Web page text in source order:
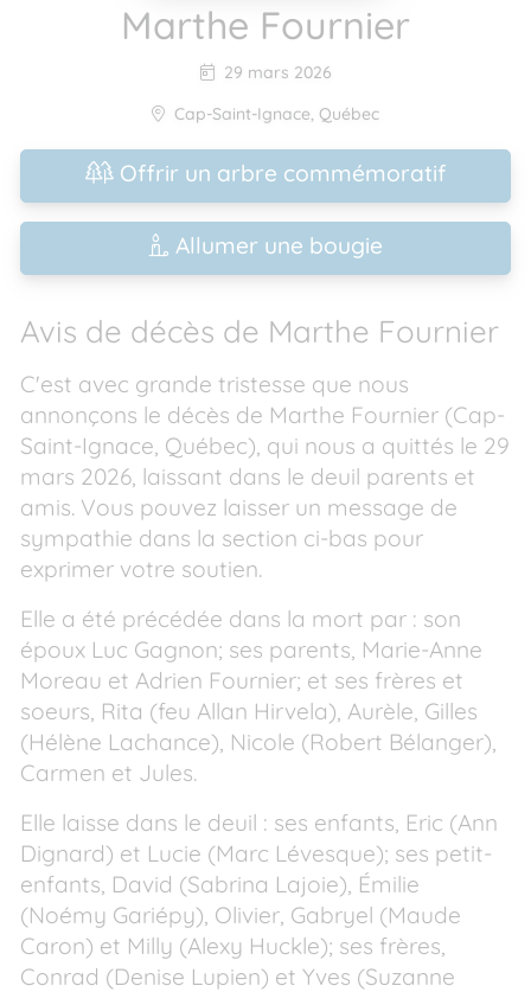
Marthe Fournier
29 mars 2026
Cap-Saint-Ignace, Québec
Offrir un arbre commémoratif
Allumer une bougie
Avis de décès de Marthe Fournier
C'est avec grande tristesse que nous
annonçons le décès de Marthe Fournier (Cap-
Saint-Ignace, Québec), qui nous a quittés le 29
mars 2026, laissant dans le deuil parents et
amis. Vous pouvez laisser un message de
sympathie dans la section ci-bas pour
exprimer votre soutien.
Elle a été précédée dans la mort par : son
époux Luc Gagnon; ses parents, Marie-Anne
Moreau et Adrien Fournier; et ses frères et
soeurs, Rita (feu Allan Hirvela), Aurèle, Gilles
(Hélène Lachance), Nicole (Robert Bélanger),
Carmen et Jules.
Elle laisse dans le deuil : ses enfants, Eric (Ann
Dignard) et Lucie (Marc Lévesque); ses petit-
enfants, David (Sabrina Lajoie), Émilie
(Noémy Gariépy), Olivier, Gabryel (Maude
Caron) et Milly (Alexy Huckle); ses frères,
Conrad (Denise Lupien) et Yves (Suzanne